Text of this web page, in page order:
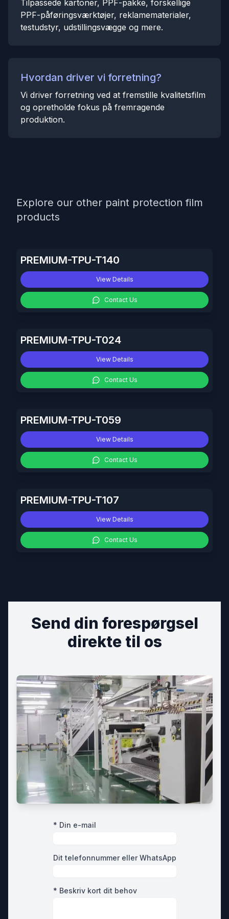
Tilpassede kartoner, PPF-pakke, forskellige
PPF-påføringsværktøjer, reklamematerialer,
testudstyr, udstillingsvægge og mere.
Hvordan driver vi forretning?
Vi driver forretning ved at fremstille kvalitetsfilm
og opretholde fokus på fremragende
produktion.
Explore our other paint protection film
products
PREMIUM-TPU-T140
View Details
Contact Us
PREMIUM-TPU-T024
View Details
Contact Us
PREMIUM-TPU-T059
View Details
Contact Us
PREMIUM-TPU-T107
View Details
Contact Us
Send din forespørgsel
direkte til os
* Din e-mail
Dit telefonnummer eller WhatsApp
* Beskriv kort dit behov